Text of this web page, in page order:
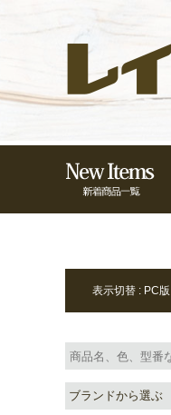
表示切替 : PC版 |